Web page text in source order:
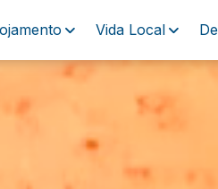
Vida Local